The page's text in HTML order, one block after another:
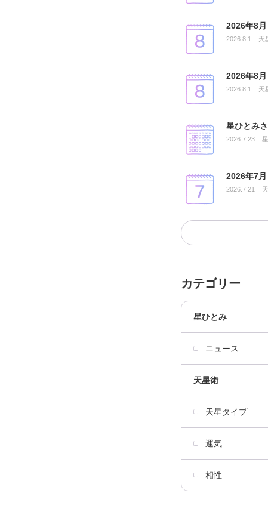
2026年8
2026.8.1 天
2026年8
2026.8.1 天
星ひとみ
2026.7.23
2026年7
2026.7.21
カテゴリー
星ひとみ
ニュース
天星術
天星タイプ
運気
相性